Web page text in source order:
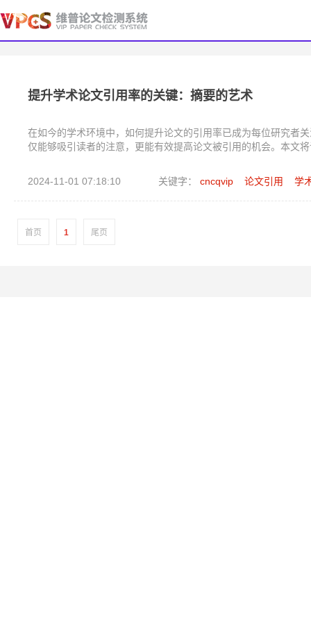
提升学术论文引用率的关键：摘要的艺术
在如今的学术环境中，如何提升论文的引用率已成为每位研究者
仅能够吸引读者的注意，更能有效提高论文被引用的机会。本文
2024-11-01 07:18:10 关键字： cncqvip 论文引用 学
首页 1 尾页